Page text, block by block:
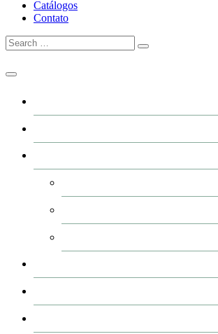
Catálogos
Contato